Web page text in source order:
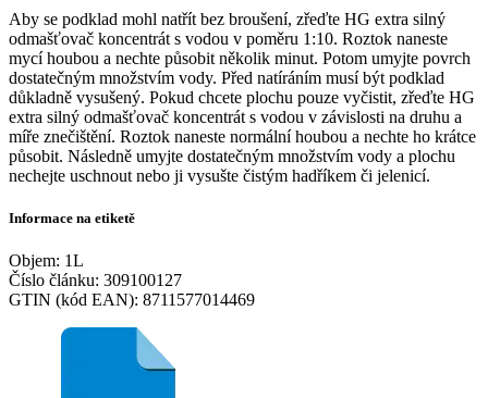
Aby se podklad mohl natřít bez broušení, zřeďte HG extra silný
odmašťovač koncentrát s vodou v poměru 1:10. Roztok naneste
mycí houbou a nechte působit několik minut. Potom umyjte povrch
dostatečným množstvím vody. Před natíráním musí být podklad
důkladně vysušený. Pokud chcete plochu pouze vyčistit, zřeďte HG
extra silný odmašťovač koncentrát s vodou v závislosti na druhu a
míře znečištění. Roztok naneste normální houbou a nechte ho krátce
působit. Následně umyjte dostatečným množstvím vody a plochu
nechejte uschnout nebo ji vysušte čistým hadříkem či jelenicí.
Informace na etiketě
Objem: 1L
Číslo článku: 309100127
GTIN (kód EAN): 8711577014469